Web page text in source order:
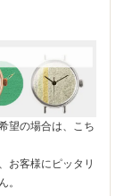
望の場合は、こち
お客様にピッタリ
。